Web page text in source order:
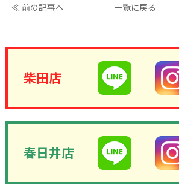
≪ 前の記事へ 一覧に戻る
柴田店
春日井店